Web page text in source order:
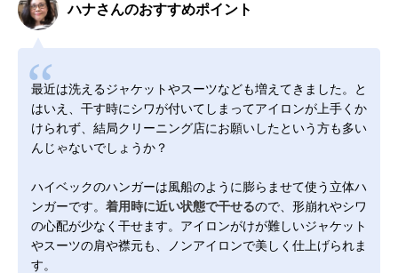
ハナさんのおすすめポイント
最近は洗えるジャケットやスーツなども増えてきました。と
はいえ、干す時にシワが付いてしまってアイロンが上手くか
けられず、結局クリーニング店にお願いしたという方も多い
んじゃないでしょうか？
ハイベックのハンガーは風船のように膨らませて使う立体ハ
ンガーです。 着用時に近い状態で干せるので、形崩れやシワ
の心配が少なく干せます。アイロンがけが難しいジャケット
やスーツの肩や襟元も、ノンアイロンで美しく仕上げられま
す。